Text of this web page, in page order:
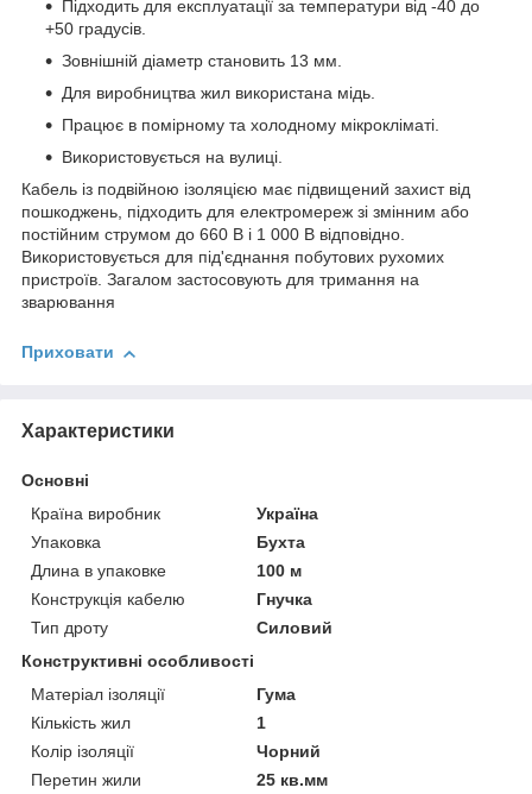
Підходить для експлуатації за температури від -40 до
+50 градусів.
Зовнішній діаметр становить 13 мм.
Для виробництва жил використана мідь.
Працює в помірному та холодному мікрокліматі.
Використовується на вулиці.
Кабель із подвійною ізоляцією має підвищений захист від
пошкоджень, підходить для електромереж зі змінним або
постійним струмом до 660 В і 1 000 В відповідно.
Використовується для під'єднання побутових рухомих
пристроїв. Загалом застосовують для тримання на
зварювання
Приховати
Характеристики
Основні
Країна виробник
Україна
Упаковка
Бухта
Длина в упаковке
100 м
Конструкція кабелю
Гнучка
Тип дроту
Силовий
Конструктивні особливості
Матеріал ізоляції
Гума
Кількість жил
1
Колір ізоляції
Чорний
Перетин жили
25 кв.мм